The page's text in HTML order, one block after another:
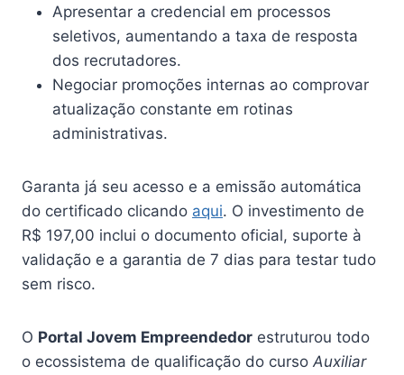
Apresentar a credencial em processos
seletivos, aumentando a taxa de resposta
dos recrutadores.
Negociar promoções internas ao comprovar
atualização constante em rotinas
administrativas.
Garanta já seu acesso e a emissão automática
do certificado clicando aqui. O investimento de
R$ 197,00 inclui o documento oficial, suporte à
validação e a garantia de 7 dias para testar tudo
sem risco.
O Portal Jovem Empreendedor estruturou todo
o ecossistema de qualificação do curso Auxiliar